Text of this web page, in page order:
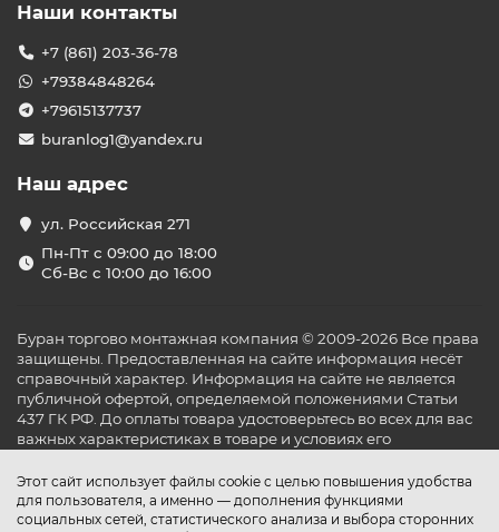
Этот сайт использует файлы cookie с целью повышения удобства
для пользователя, а именно — дополнения функциями
социальных сетей, статистического анализа и выбора сторонних
Наши контакты
+7 (861) 203-36-78
+79384848264
+79615137737
buranlog1@yandex.ru
Наш адрес
ул. Российская 271
Пн-Пт с 09:00 до 18:00
Сб-Вс с 10:00 до 16:00
Буран торгово монтажная компания © 2009-2026 Все права
защищены. Предоставленная на сайте информация несёт
справочный характер. Информация на сайте не является
публичной офертой, определяемой положениями Статьи
437 ГК РФ. До оплаты товара удостоверьтесь во всех для вас
важных характеристиках в товаре и условиях его